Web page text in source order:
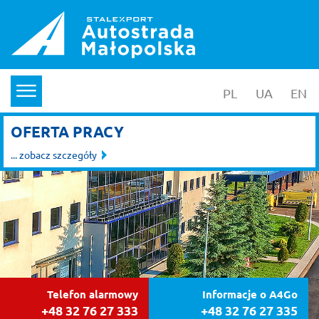
PL wersja polska
UA EN
menu
OFERTA PRACY
... zobacz szczegóły
Telefon alarmowy
+48 32 76 27 333
Informacje o A4Go
+48 32 76 27 335